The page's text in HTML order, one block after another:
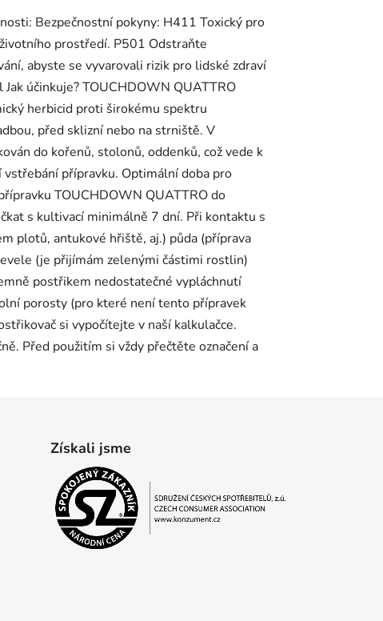
Bezpečnostní pokyny: H411 Toxický pro
prostředí. P501 Odstraňte
abyste se vyvarovali rizik pro lidské zdraví
účinkuje? TOUCHDOWN QUATTRO
herbicid proti širokému spektru
před sklizní nebo na strniště. V
do kořenů, stolonů, oddenků, což vede k
přípravku. Optimální doba pro
TOUCHDOWN QUATTRO do
s kultivací minimálně 7 dní. Při kontaktu s
plotů, antukové hřiště, aj.) půda (příprava
(je přijímám zelenými částimi rostlin)
postřikem nedostatečné vypláchnutí
porosty (pro které není tento přípravek
si vypočítejte v naší kalkulačce.
Před použitím si vždy přečtěte označení a
Získali jsme